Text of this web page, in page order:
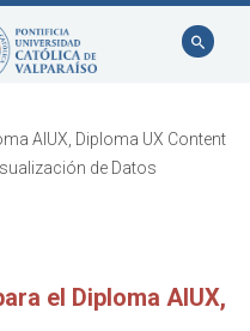
AIUX, Diploma UX Content
de Datos
el Diploma AIUX,